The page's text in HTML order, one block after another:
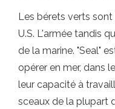
Les bérets verts
U.S. L'armée tandis
de la marine. "Seal"
opérer en mer, dans
leur capacité à
sceaux de la plupart